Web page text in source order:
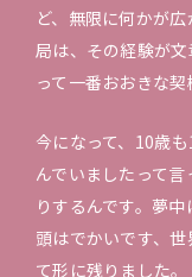
ど、無限に何かが
局は、その経験が
って一番おおきな契
今になって、10歳
んでいましたって
りするんです。夢
頭はでかいです、
て形に残りました。